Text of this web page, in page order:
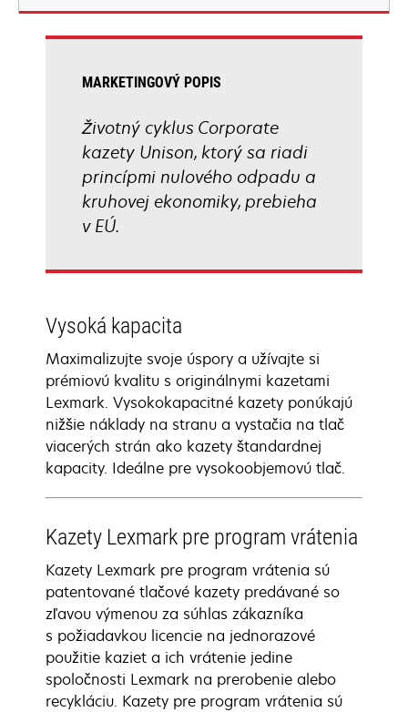
MARKETINGOVÝ POPIS
Životný cyklus Corporate
kazety Unison, ktorý sa riadi
princípmi nulového odpadu a
kruhovej ekonomiky, prebieha
v EÚ.
Vysoká kapacita
Maximalizujte svoje úspory a užívajte si
prémiovú kvalitu s originálnymi kazetami
Lexmark. Vysokokapacitné kazety ponúkajú
nižšie náklady na stranu a vystačia na tlač
viacerých strán ako kazety štandardnej
kapacity. Ideálne pre vysokoobjemovú tlač.
Kazety Lexmark pre program vrátenia
Kazety Lexmark pre program vrátenia sú
patentované tlačové kazety predávané so
zľavou výmenou za súhlas zákazníka
s požiadavkou licencie na jednorazové
použitie kaziet a ich vrátenie jedine
spoločnosti Lexmark na prerobenie alebo
recykláciu. Kazety pre program vrátenia sú